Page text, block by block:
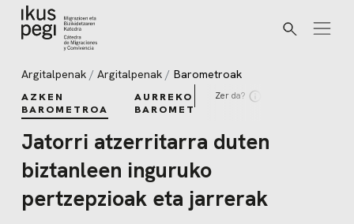
Joan zuzenean edukira
Bilatu
Argitalpenak Argitalpenak Barometroak
AZKEN
BAROMETROA
AURREKO
BAROMETROAK
Zer da?
Jatorri atzerritarra duten
biztanleen inguruko
pertzepzioak eta jarrerak